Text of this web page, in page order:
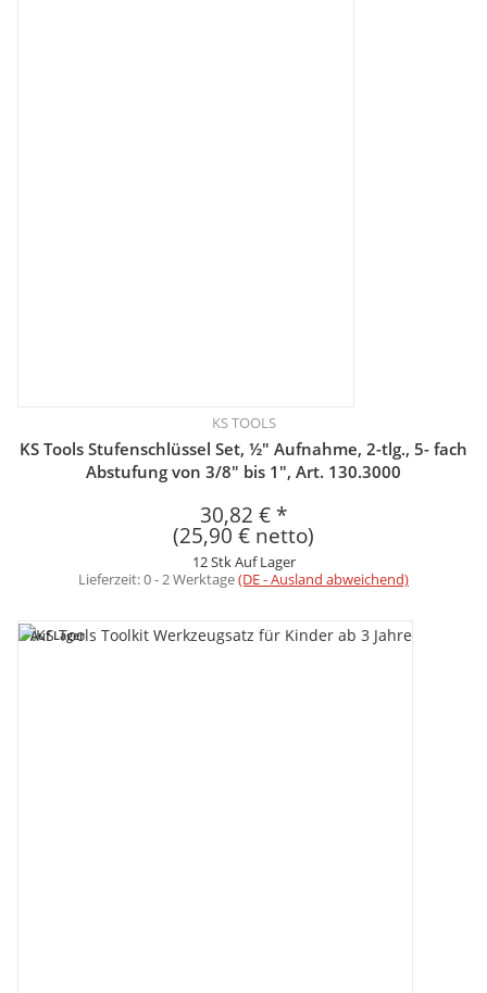
KS TOOLS
KS Tools Stufenschlüssel Set, ½" Aufnahme, 2-tlg., 5- fach
Abstufung von 3/8" bis 1", Art. 130.3000
30,82 € *
(25,90 € netto)
12 Stk Auf Lager
Lieferzeit:0 - 2 Werktage(DE - Ausland abweichend)
Auf Lager